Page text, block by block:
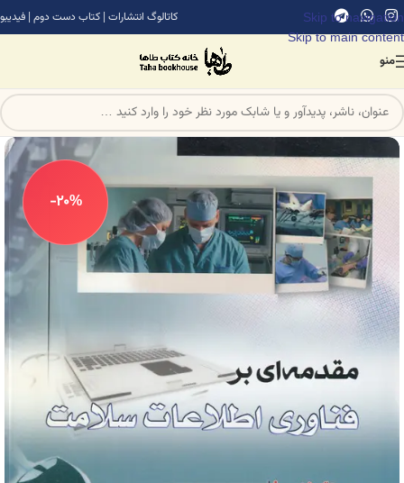
Skip to navigation
Skip to main content
کاتالوگ انتشارات | کتاب دست دوم | فیدیبو
منو
-20%